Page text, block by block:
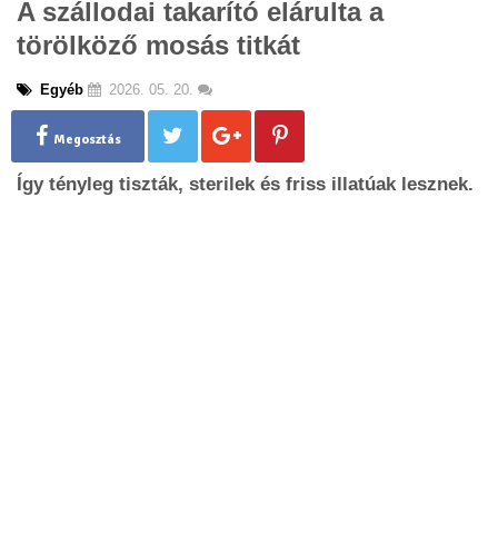
g
a
A szállodai takarító elárulta a
törölköző mosás titkát
Egyéb 2026. 05. 20.
Megosztás
Így tényleg tiszták, sterilek és friss illatúak lesznek.